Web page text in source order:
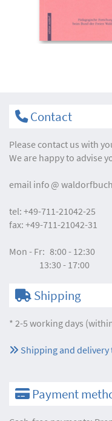
Contact
Please contact us with
We are happy to advise
email info
tel: +49-711-21042-25
fax: +49-711-21042-31
Mon - Fr: 8:00 - 12:30
13:30 - 17:00
Shipping
* 2-5 working days
Shipping and delivery
Payment